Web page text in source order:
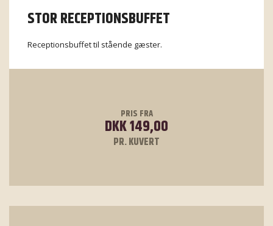
STOR RECEPTIONSBUFFET
Receptionsbuffet til stående gæster.
PRIS FRA
DKK 149,00
PR. KUVERT